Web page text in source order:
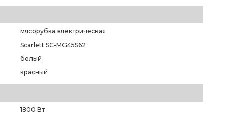
мясорубка электрическая
Scarlett SC-MG45S62
белый
красный
1800 Вт